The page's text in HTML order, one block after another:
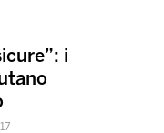
i